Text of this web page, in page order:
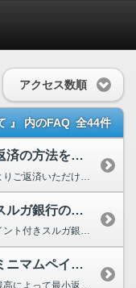
アクセス数順
』 内のFAQ 全44件
【Ｖポイント付きカードローン】返済の方法を教えてください。
Ｖポイント付きカードローンでのATM入金によりご返済いただけます。 ※ご利用可能なATMはこ...
【Ｖポイント付きカードローン】スルガ銀行のカードローンを既に利用しています...
「スルガ銀行カードローン」「リクルートポイント付きスルガ銀行カードローン」以外のカードローンで...
【Ｖポイント付きカードローン】ミニマムペイメントとは何ですか？